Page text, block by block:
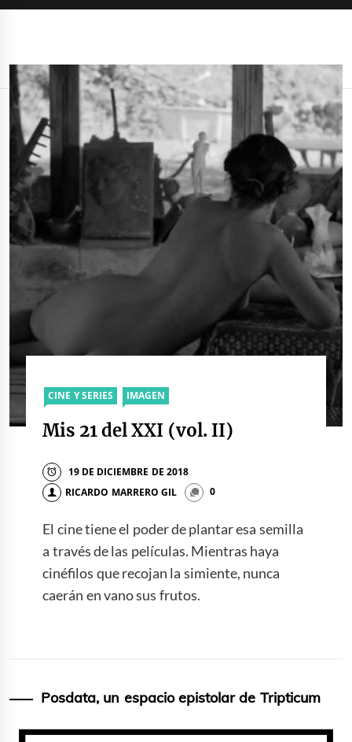
CINE Y SERIES IMAGEN
Mis 21 del XXI (vol. II)
19 DE DICIEMBRE DE 2018
RICARDO MARRERO GIL
0
El cine tiene el poder de plantar esa semilla
a través de las películas. Mientras haya
cinéfilos que recojan la simiente, nunca
caerán en vano sus frutos.
Posdata, un espacio epistolar de Tripticum